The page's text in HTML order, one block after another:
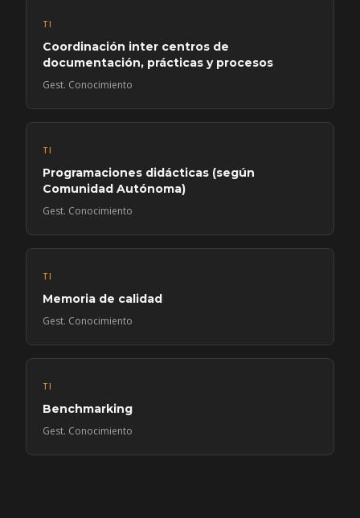
TI
Coordinación inter centros de
documentación, prácticas y procesos
Gest. Conocimiento
TI
Programaciones didácticas (según
Comunidad Autónoma)
Gest. Conocimiento
TI
Memoria de calidad
Gest. Conocimiento
TI
Benchmarking
Gest. Conocimiento